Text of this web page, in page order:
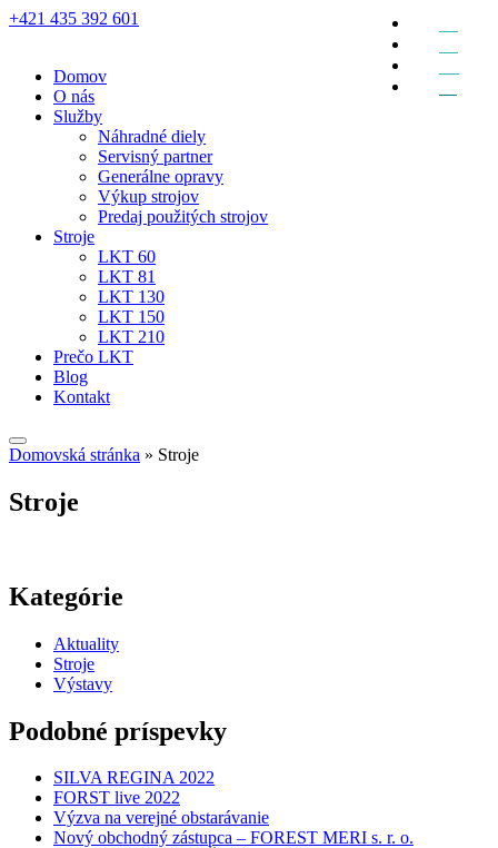
+421 435 392 601
Domov
O nás
Služby
Náhradné diely
Servisný partner
Generálne opravy
Výkup strojov
Predaj použitých strojov
Stroje
LKT 60
LKT 81
LKT 130
LKT 150
LKT 210
Prečo LKT
Blog
Kontakt
Domovská stránka » Stroje
Stroje
Kategórie
Aktuality
Stroje
Výstavy
Podobné príspevky
SILVA REGINA 2022
FORST live 2022
Výzva na verejné obstarávanie
Nový obchodný zástupca – FOREST MERI s. r. o.